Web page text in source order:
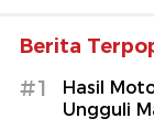
Berita
#1
Hasil
Ungguli